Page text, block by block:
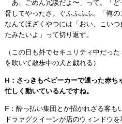
「あ、ごめん冗談だよ〜」って。「
脅してやったさ。ぐふふふふ。「俺の
なんてほざくやつには「おい、こい
たみたいよ」って切り返す。
（この日も外でセキュリティ中だっ
を吹いて散歩中の犬と戯れる）
H：さっきもベビーカーで通った赤ち
忙しく動いているんですね。
F：酔っ払い集団とか招かれざる客も
ドラァグクイーンが店のウィンドウを